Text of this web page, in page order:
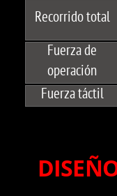
Recorrido total
Fuerza de
operación
Fuerza táctil